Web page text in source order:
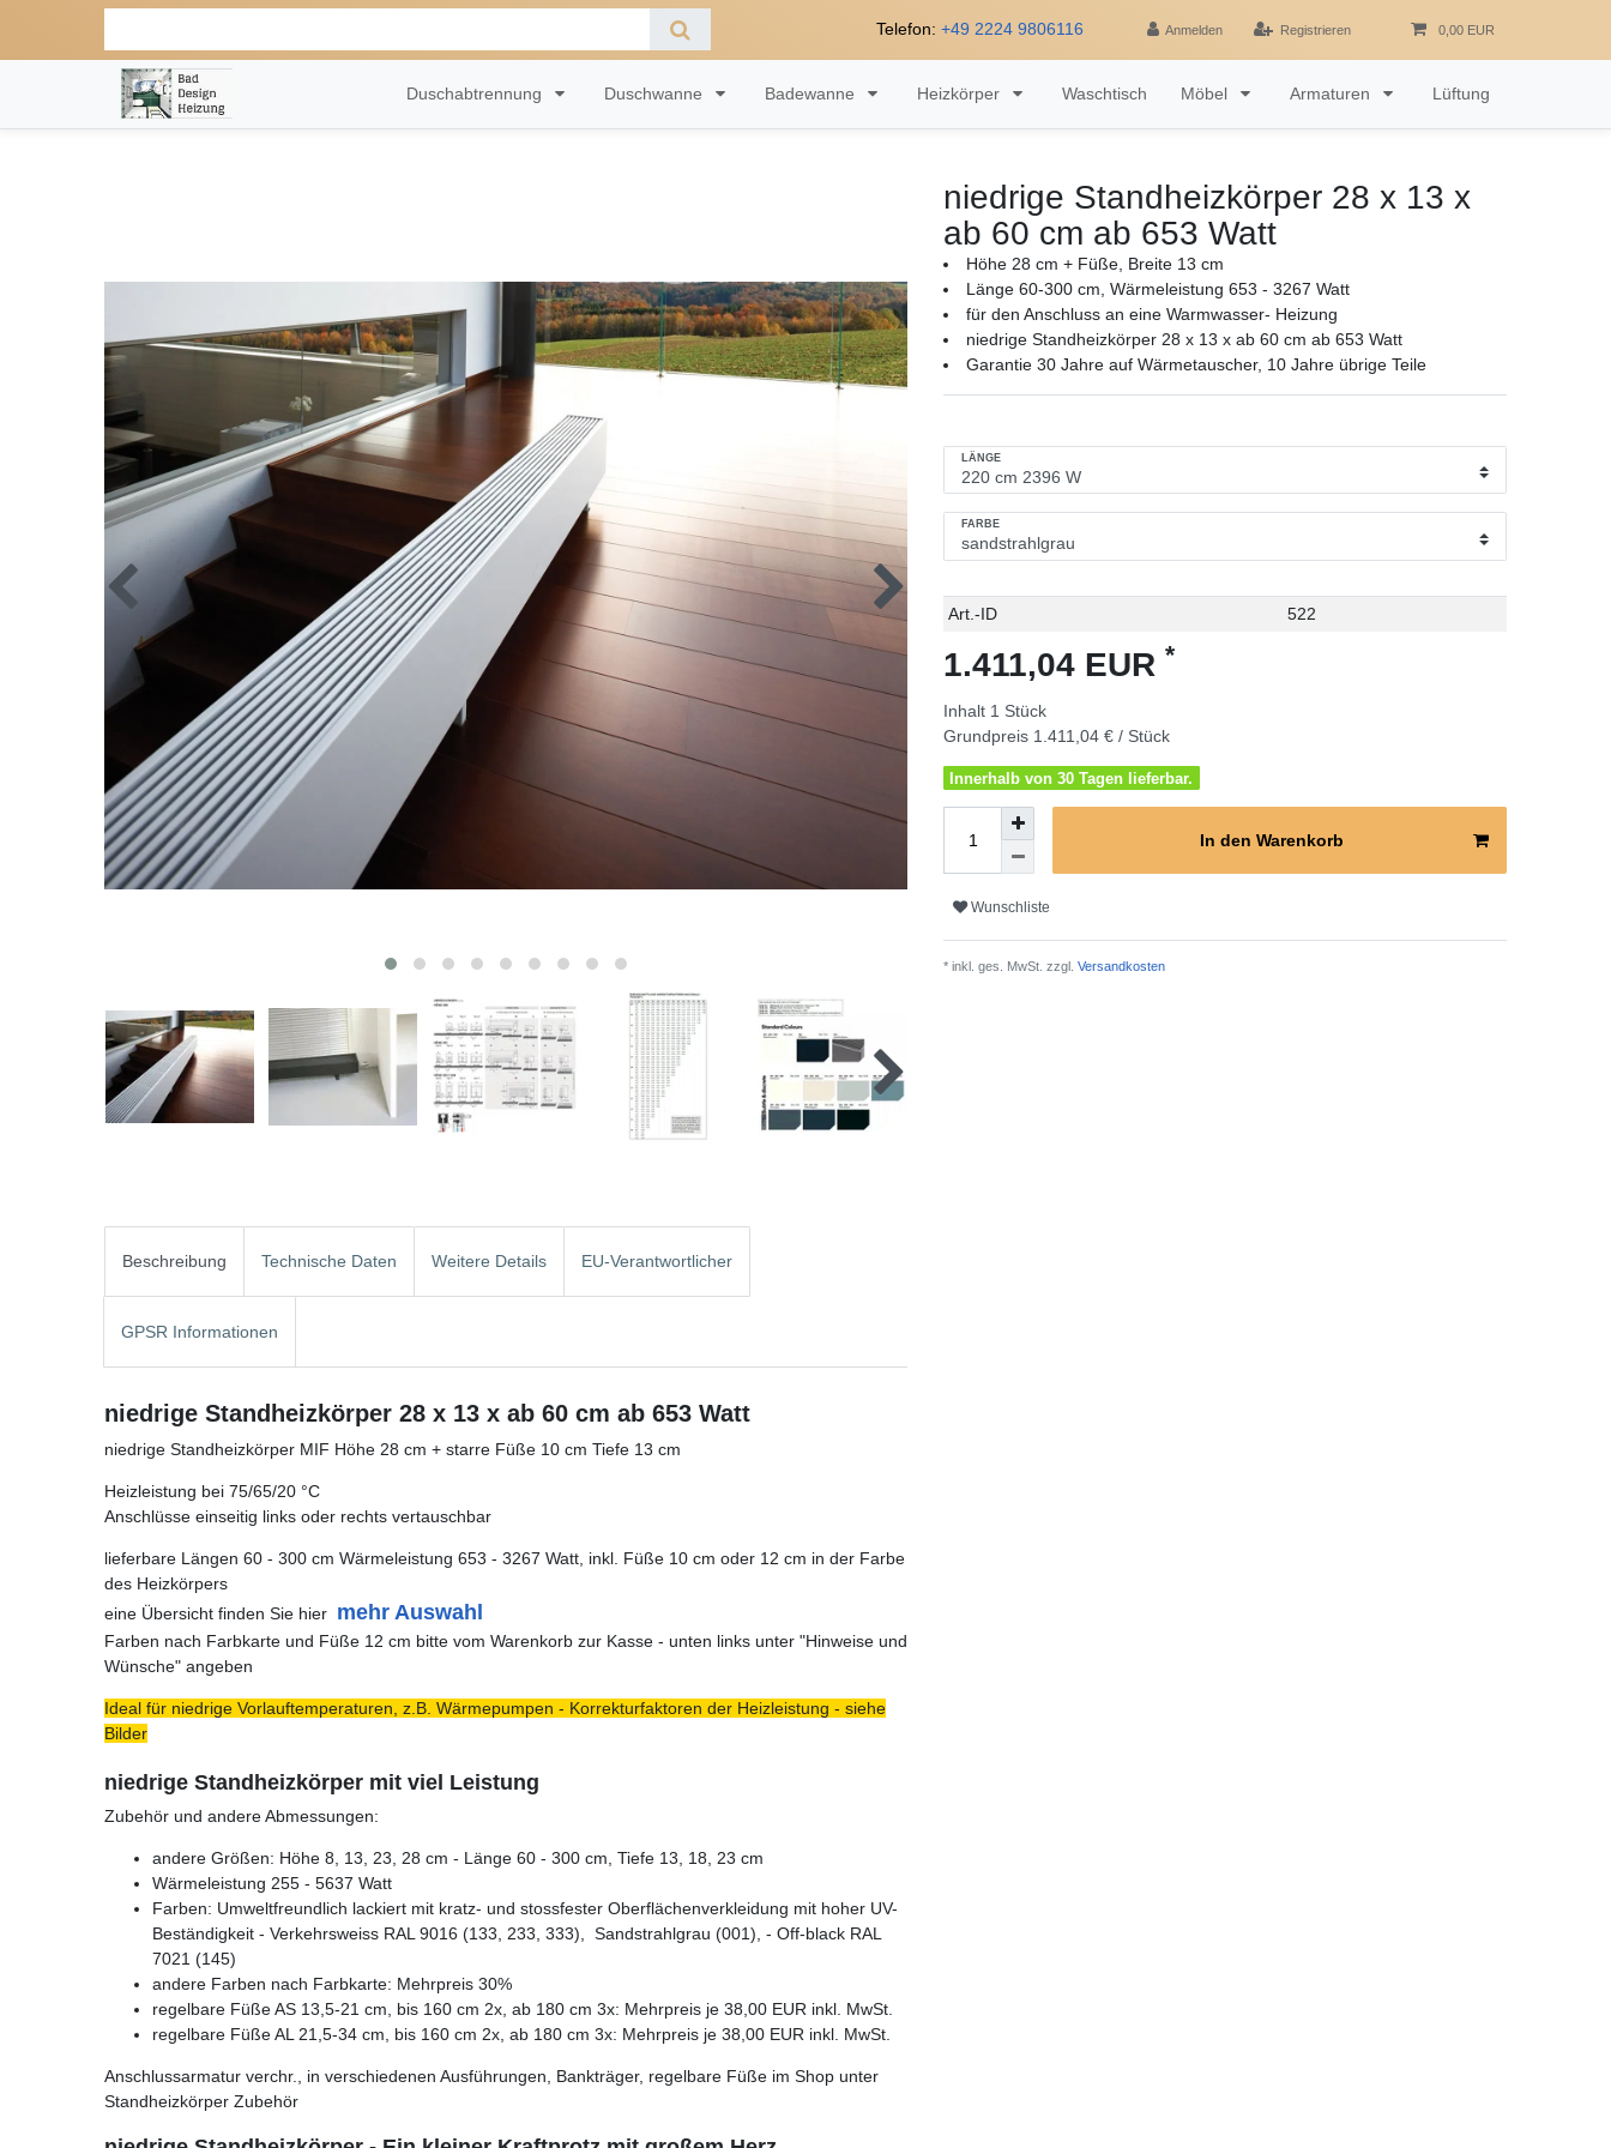
Telefon: +49 2224 9806116 Anmelden Registrieren 0,00 EUR
Duschabtrennung Duschwanne Badewanne Heizkörper Waschtisch Möbel Armaturen Lüftung
niedrige Standheizkörper 28 x 13 x
ab 60 cm ab 653 Watt
Höhe 28 cm + Füße, Breite 13 cm
Länge 60-300 cm, Wärmeleistung 653 - 3267 Watt
für den Anschluss an eine Warmwasser- Heizung
niedrige Standheizkörper 28 x 13 x ab 60 cm ab 653 Watt
Garantie 30 Jahre auf Wärmetauscher, 10 Jahre übrige Teile
LÄNGE
FARBE
Technisches
Wert
Art.-ID 522
1.411,04 EUR *
Inhalt 1 Stück
Grundpreis 1.411,04 € / Stück
Innerhalb von 30 Tagen lieferbar.
In den Warenkorb
Wunschliste
* inkl. ges. MwSt. zzgl. Versandkosten
Beschreibung Technische Daten Weitere Details EU-Verantwortlicher
GPSR Informationen
niedrige Standheizkörper 28 x 13 x ab 60 cm ab 653 Watt
niedrige Standheizkörper MIF Höhe 28 cm + starre Füße 10 cm Tiefe 13 cm
Heizleistung bei 75/65/20 °C
Anschlüsse einseitig links oder rechts vertauschbar
lieferbare Längen 60 - 300 cm Wärmeleistung 653 - 3267 Watt, inkl. Füße 10 cm oder 12 cm in der Farbe
des Heizkörpers
eine Übersicht finden Sie hier mehr Auswahl
Farben nach Farbkarte und Füße 12 cm bitte vom Warenkorb zur Kasse - unten links unter "Hinweise und
Wünsche" angeben
Ideal für niedrige Vorlauftemperaturen, z.B. Wärmepumpen - Korrekturfaktoren der Heizleistung - siehe
Bilder
niedrige Standheizkörper mit viel Leistung
Zubehör und andere Abmessungen:
andere Größen: Höhe 8, 13, 23, 28 cm - Länge 60 - 300 cm, Tiefe 13, 18, 23 cm
Wärmeleistung 255 - 5637 Watt
Farben: Umweltfreundlich lackiert mit kratz- und stossfester Oberflächenverkleidung mit hoher UV-
Beständigkeit - Verkehrsweiss RAL 9016 (133, 233, 333), Sandstrahlgrau (001), - Off-black RAL
7021 (145)
andere Farben nach Farbkarte: Mehrpreis 30%
regelbare Füße AS 13,5-21 cm, bis 160 cm 2x, ab 180 cm 3x: Mehrpreis je 38,00 EUR inkl. MwSt.
regelbare Füße AL 21,5-34 cm, bis 160 cm 2x, ab 180 cm 3x: Mehrpreis je 38,00 EUR inkl. MwSt.
Anschlussarmatur verchr., in verschiedenen Ausführungen, Bankträger, regelbare Füße im Shop unter
Standheizkörper Zubehör